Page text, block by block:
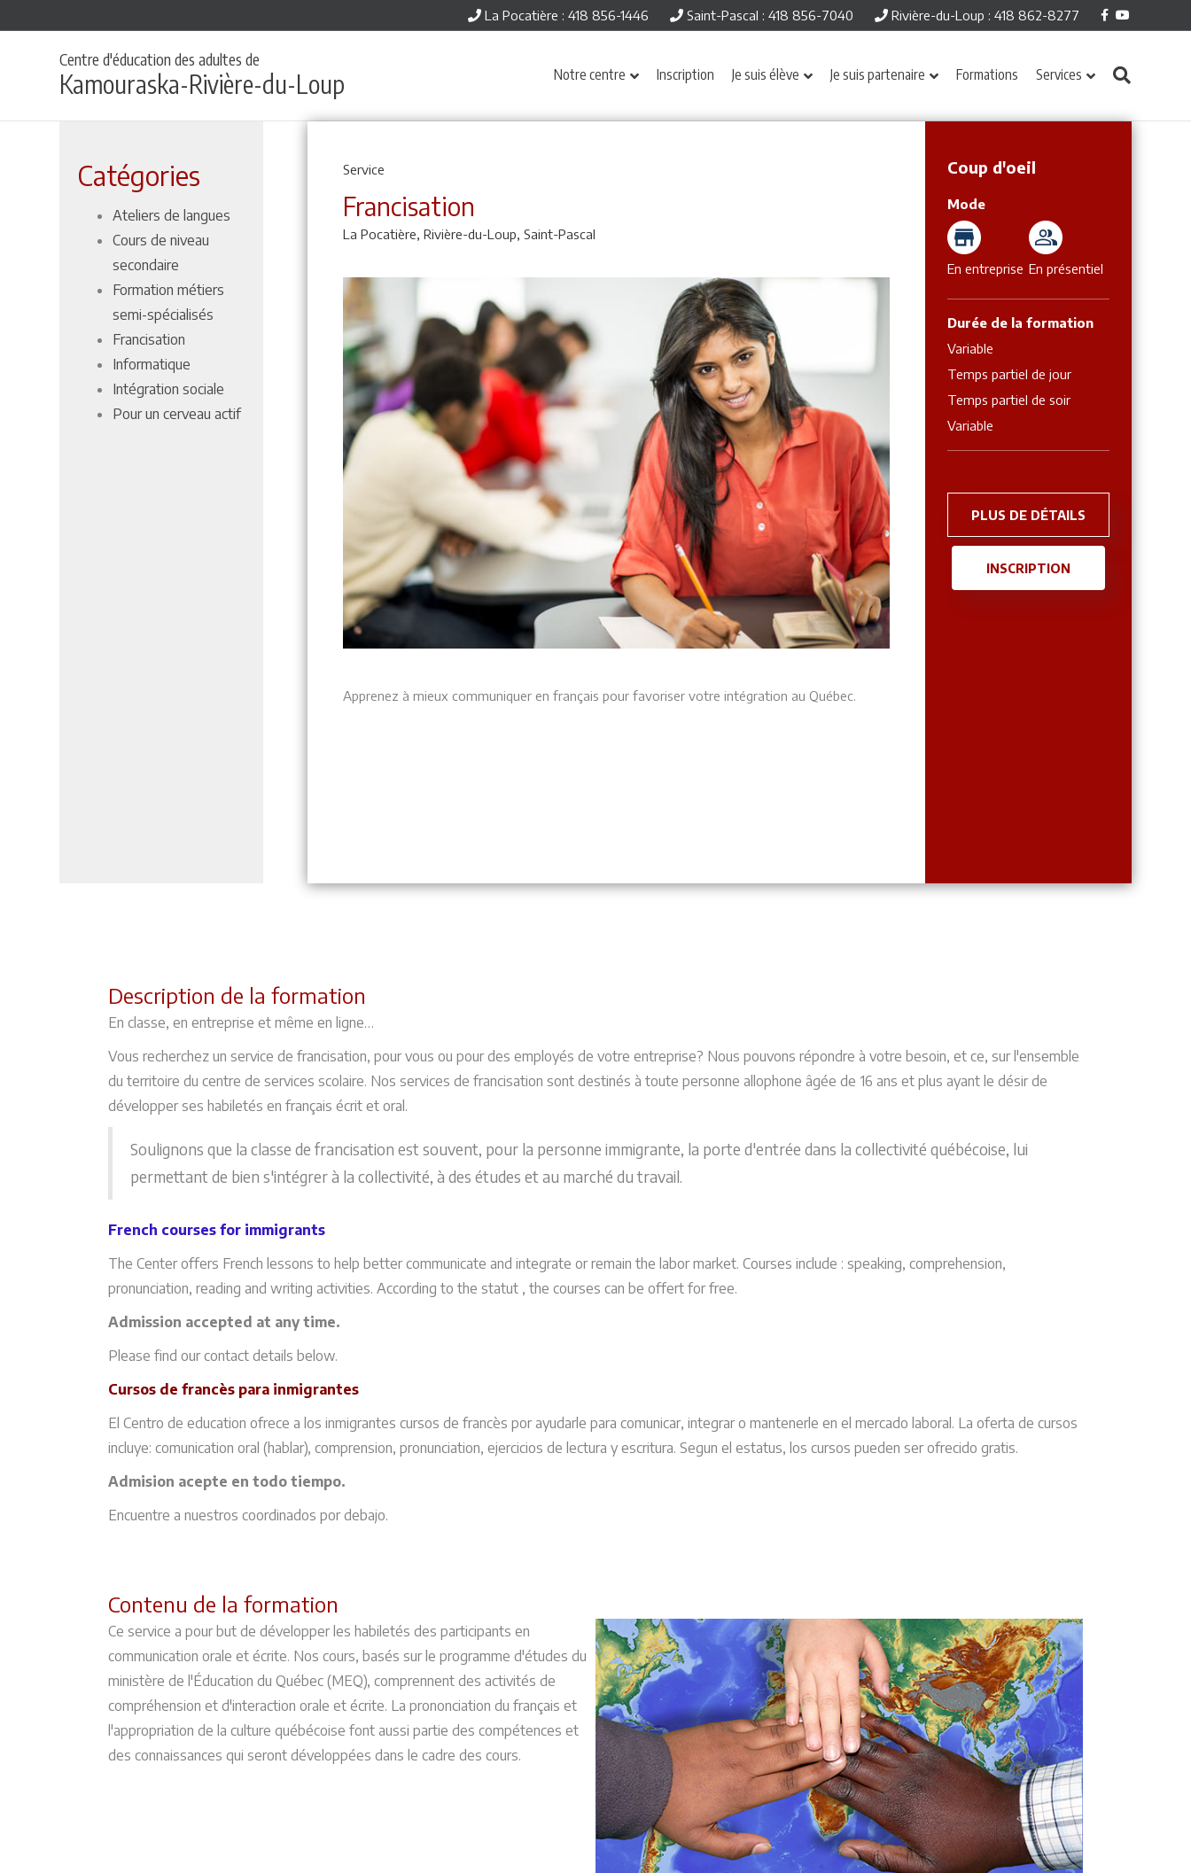
La Pocatière : 418 856-1446 Saint-Pascal : 418 856-7040 Rivière-du-Loup : 418 862-8277 Facebook
Youtube
Centre d'éducation des adultes de
Kamouraska-Rivière-du-Loup Notre centre Inscription Je suis élève Je suis partenaire Formations Services
Catégories
Ateliers de langues
Cours de niveau
secondaire
Formation métiers
semi-spécialisés
Francisation
Informatique
Intégration sociale
Pour un cerveau actif
Service
Francisation
La Pocatière,Rivière-du-Loup,Saint-Pascal
Apprenez à mieux communiquer en français pour favoriser votre intégration au Québec.
Coup d'oeil
Mode
En entreprise En présentiel
Durée de la formation
Variable
Temps partiel de jour
Temps partiel de soir
Variable
PLUS DE DÉTAILS
INSCRIPTION
Description de la formation
En classe, en entreprise et même en ligne…
Vous recherchez un service de francisation, pour vous ou pour des employés de votre entreprise? Nous pouvons répondre à votre besoin, et ce, sur l'ensemble
du territoire du centre de services scolaire. Nos services de francisation sont destinés à toute personne allophone âgée de 16 ans et plus ayant le désir de
développer ses habiletés en français écrit et oral.
Soulignons que la classe de francisation est souvent, pour la personne immigrante, la porte d'entrée dans la collectivité québécoise, lui
permettant de bien s'intégrer à la collectivité, à des études et au marché du travail.
French courses for immigrants
The Center offers French lessons to help better communicate and integrate or remain the labor market. Courses include : speaking, comprehension,
pronunciation, reading and writing activities. According to the statut , the courses can be offert for free.
Admission accepted at any time.
Please find our contact details below.
Cursos de francès para inmigrantes
El Centro de education ofrece a los inmigrantes cursos de francès por ayudarle para comunicar, integrar o mantenerle en el mercado laboral. La oferta de cursos
incluye: comunication oral (hablar), comprension, pronunciation, ejercicios de lectura y escritura. Segun el estatus, los cursos pueden ser ofrecido gratis.
Admision acepte en todo tiempo.
Encuentre a nuestros coordinados por debajo.
Contenu de la formation
Ce service a pour but de développer les habiletés des participants en
communication orale et écrite. Nos cours, basés sur le programme d'études du
ministère de l'Éducation du Québec (MEQ), comprennent des activités de
compréhension et d'interaction orale et écrite. La prononciation du français et
l'appropriation de la culture québécoise font aussi partie des compétences et
des connaissances qui seront développées dans le cadre des cours.